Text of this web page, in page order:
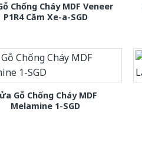
Chống Cháy MDF Veneer
P1R4 Căm Xe-a-SGD
Gỗ Chống Cháy MDF
Melamine 1-SGD